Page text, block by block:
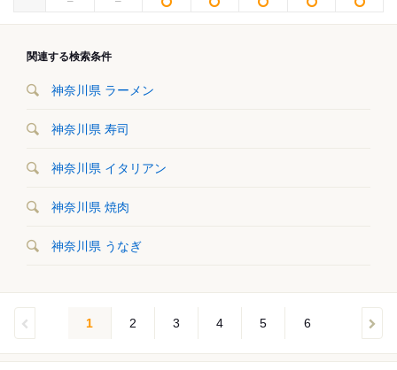
関連する検索条件
神奈川県 ラーメン
神奈川県 寿司
神奈川県 イタリアン
神奈川県 焼肉
神奈川県 うなぎ
1 2 3 4 5 6